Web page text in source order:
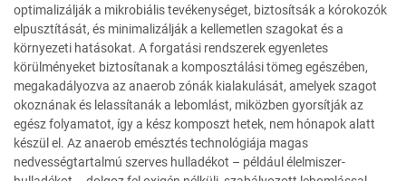
optimalizálják a mikrobiális tevékenységet, biztosítsák a kórokozók
elpusztítását, és minimalizálják a kellemetlen szagokat és a
környezeti hatásokat. A forgatási rendszerek egyenletes
körülményeket biztosítanak a komposztálási tömeg egészében,
megakadályozva az anaerob zónák kialakulását, amelyek szagot
okoznának és lelassítanák a lebomlást, miközben gyorsítják az
egész folyamatot, így a kész komposzt hetek, nem hónapok alatt
készül el. Az anaerob emésztés technológiája magas
nedvességtartalmú szerves hulladékot – például élelmiszer-